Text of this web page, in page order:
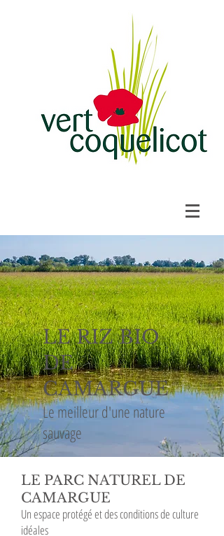
LE RIZ BIO
DE
CAMARGUE
Le meilleur d'une nature
sauvage
LE PARC NATUREL DE
CAMARGUE
Un espace protégé et des conditions de culture
idéales